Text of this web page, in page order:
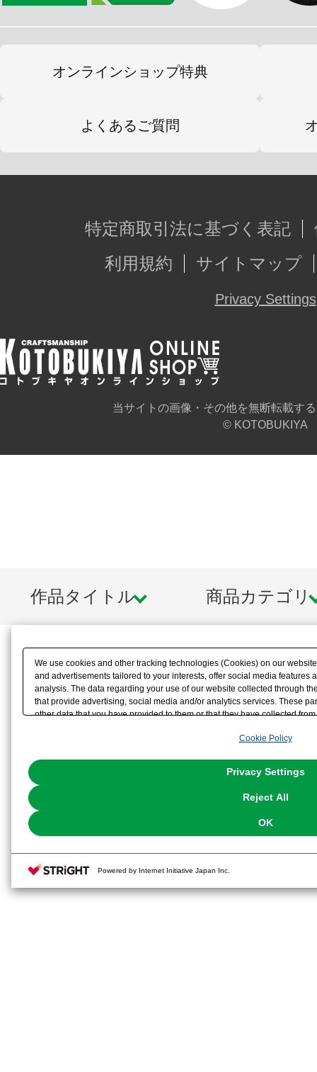
オンラインショップ特典
よくあるご質問
特定商取引法に基づく表記
利用規約
サイトマップ
Privacy Settings
当サイトの画像・その他を無断転載す
© KOTOBUKIYA
作品タイトル 商品カテゴリ
We use cookies and other tracking technologies (Cookies) on our
and advertisements tailored to your interests, offer social media features
analysis. The data regarding your use of our website collected through
that provide advertising, social media and/or analytics services. These
other data that you have provided to them or that they have collected
the use of all Cookies except for Strictly Necessary Cookies, please
You can change your consent or rejection settings at any time via
Cookie Policy
Privacy Settings
Reject All
OK
Powered by Internet Initiative Japan Inc.